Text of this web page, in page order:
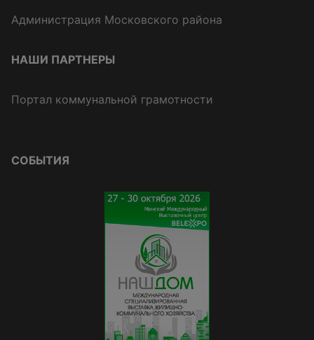
Администрация Московского района
НАШИ ПАРТНЕРЫ
Портал коммунальной грамотности
СОБЫТИЯ